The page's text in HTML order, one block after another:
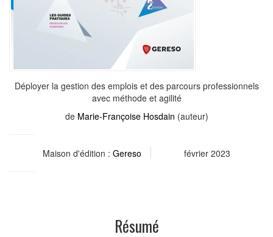
Déployer la gestion des emplois et des parcours professionnels
avec méthode et agilité
de Marie-Françoise Hosdain (auteur)
Maison d'édition : Gereso février 2023
Résumé